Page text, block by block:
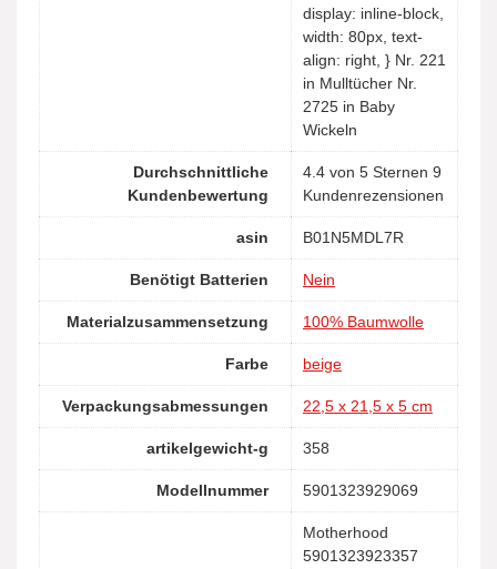
display: inline-block,
width: 80px, text-
align: right, } Nr. 221
in Mulltücher Nr.
2725 in Baby
Wickeln
Durchschnittliche
Kundenbewertung
4.4 von 5 Sternen 9
Kundenrezensionen
asin B01N5MDL7R
Benötigt Batterien Nein
Materialzusammensetzung 100% Baumwolle
Farbe beige
Verpackungsabmessungen 22,5 x 21,5 x 5 cm
artikelgewicht-g 358
Modellnummer 5901323929069
Motherhood
5901323923357